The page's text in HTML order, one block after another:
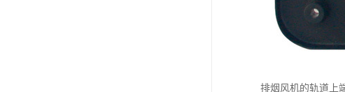
排烟风机的轨道上